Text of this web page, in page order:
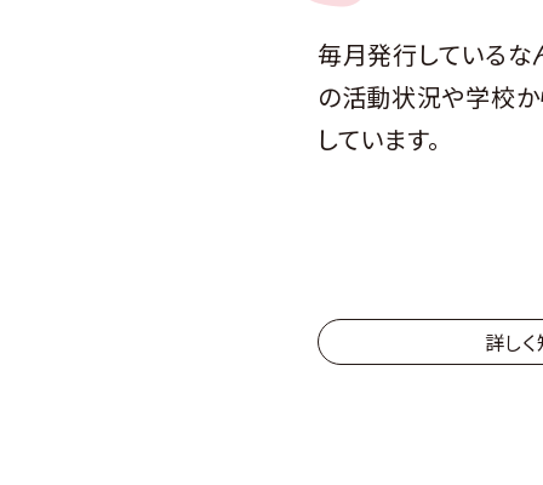
毎月発行しているな
の活動状況や学校
しています。
詳し